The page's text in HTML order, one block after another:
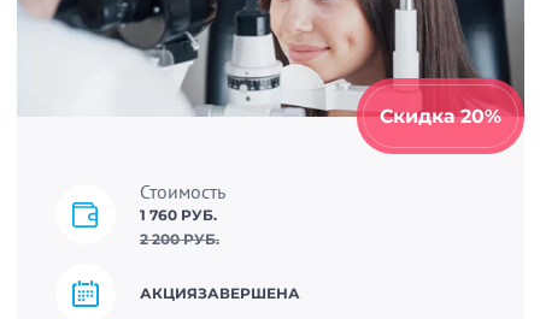
Скидка 20%
Стоимость
1 760 РУБ.
2 200 РУБ.
АКЦИЯЗАВЕРШЕНА